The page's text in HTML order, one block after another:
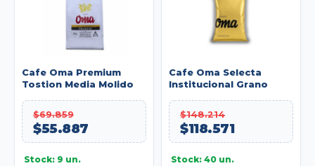
Cafe Oma Premium
Tostion Media Molido
$69.859
$55.887
Stock: 9 un.
Cafe Oma Selecta
Institucional Grano
$148.214
$118.571
Stock: 40 un.